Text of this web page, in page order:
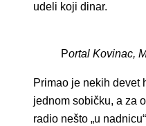
udeli koji dinar.
Portal Kovinac,
Primao je nekih devet
jednom sobičku, a za
radio nešto „u